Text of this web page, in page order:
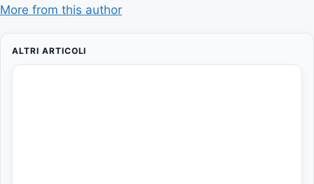
More from this author
ALTRI ARTICOLI